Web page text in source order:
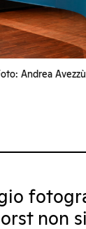
Andrea Avezzù
non